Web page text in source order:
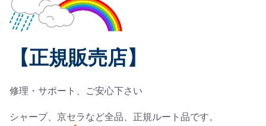
【正規販売店】
修理・サポート、ご安心下さい
シャープ、京セラなど全品、正規ルート品です。